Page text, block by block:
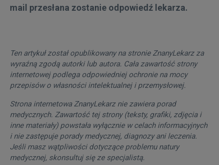
mail przesłana zostanie odpowiedź lekarza.
Ten artykuł został opublikowany na stronie ZnanyLekarz za
wyraźną zgodą autorki lub autora. Cała zawartość strony
internetowej podlega odpowiedniej ochronie na mocy
przepisów o własności intelektualnej i przemysłowej.
Strona internetowa ZnanyLekarz nie zawiera porad
medycznych. Zawartość tej strony (teksty, grafiki, zdjęcia i
inne materiały) powstała wyłącznie w celach informacyjnych
i nie zastępuje porady medycznej, diagnozy ani leczenia.
Jeśli masz wątpliwości dotyczące problemu natury
medycznej, skonsultuj się ze specjalistą.